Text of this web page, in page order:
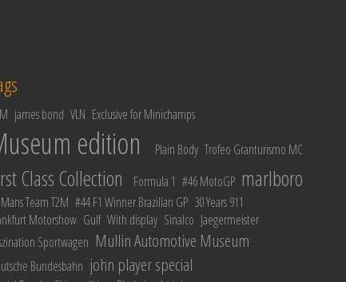
james bond VLN Exclusive for Minichamps
edition Plain Body Trofeo Granturismo MC
Class Collection Formula 1 #46 MotoGP marlboro
Team T2M #44 F1 Winner Brazilian GP 30 Years 911
Motorshow Gulf With display Sinalco Jaegermeister
Sportwagen Mullin Automotive Museum
Bundesbahn john player special